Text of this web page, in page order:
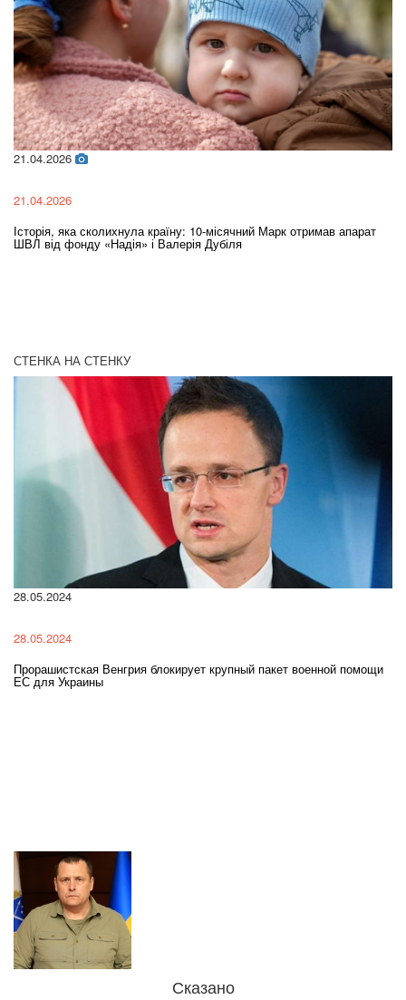
21.04.2026
21.04.2026
Історія, яка сколихнула країну: 10-місячний Марк отримав апарат
ШВЛ від фонду «Надія» і Валерія Дубіля
СТЕНКА НА СТЕНКУ
28.05.2024
28.05.2024
Прорашистская Венгрия блокирует крупный пакет военной помощи
ЕС для Украины
Сказано